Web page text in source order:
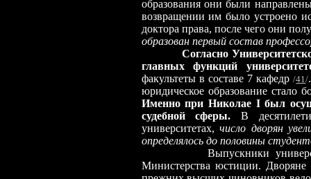
образования они были
возвращении им было устроено
доктора права, после чего они
образован первый состав
Согласно
главных функций
факультеты в составе 7 кафедр/41/
юридическое образование стало
Именно при Николае I был
судебной сферы. В
университетах, число дворян
определялось до половины
Выпускники
Министерства юстиции.